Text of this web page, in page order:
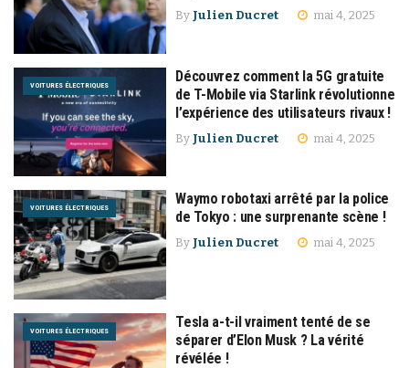
By Julien Ducret mai 4, 2025
VOITURES ÉLECTRIQUES
Découvrez comment la 5G gratuite
de T-Mobile via Starlink révolutionne
l’expérience des utilisateurs rivaux !
By Julien Ducret mai 4, 2025
VOITURES ÉLECTRIQUES
Waymo robotaxi arrêté par la police
de Tokyo : une surprenante scène !
By Julien Ducret mai 4, 2025
VOITURES ÉLECTRIQUES
Tesla a-t-il vraiment tenté de se
séparer d’Elon Musk ? La vérité
révélée !